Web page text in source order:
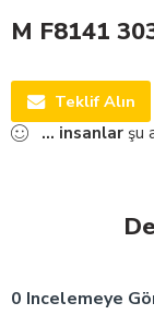
M F8141
Teklif Alın
... insanlar şu
0 Incelemeye